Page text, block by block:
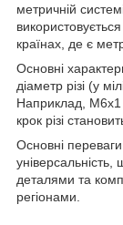
метричній
країнах, де є
Основні
діаметр різі (у
Наприклад, M6x1
крок різі
Основні переваги
деталями та
регіонами.